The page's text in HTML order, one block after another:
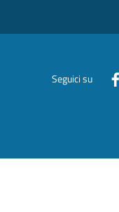
Seguici su